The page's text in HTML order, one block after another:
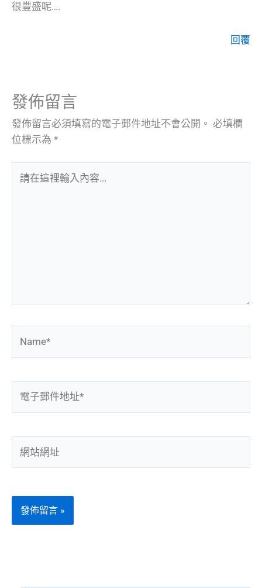
很豐盛呢….
回覆
發佈留言
發佈留言必須填寫的電子郵件地址不會公開。 必填欄
位標示為 *
在
件
地
址
站